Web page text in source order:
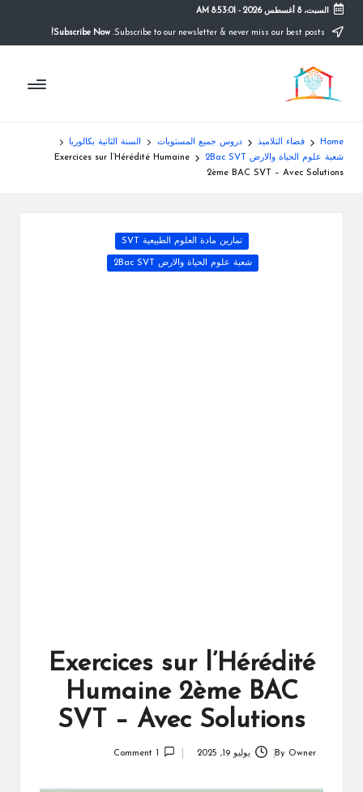
content
السبت، 8 أغسطس 2026 -
8:53:02 AM
Subscribe Now!
م
و
ق
ع
التعليم
الصريح
Home فضاء التلاميذ دروس جميع المستويات
السنة الثانية بكالوريا
شعبة علوم الحياة والارض 2Bac SVT
Exercices sur l’Hérédité Humaine
2ème BAC SVT – Avec Solutions
Posted
in
تمارين مادة العلوم الطبيعية SVT
شعبة علوم الحياة والارض 2Bac SVT
Exercices sur l’Hérédité
Humaine 2ème BAC
SVT – Avec Solutions
By Owner يوليو 19, 2025